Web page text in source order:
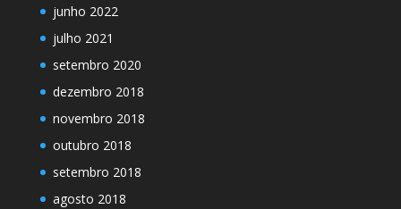
junho 2022
julho 2021
setembro 2020
dezembro 2018
novembro 2018
outubro 2018
setembro 2018
agosto 2018